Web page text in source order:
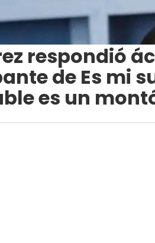
respondió
de Es mi
es un